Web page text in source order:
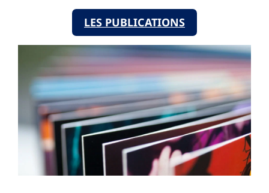
LES PUBLICATIONS